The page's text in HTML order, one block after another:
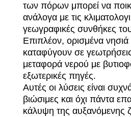
των πόρων μπορεί να
ανάλογα με τις
γεωγραφικές συνθήκες
Επιπλέον, ορισμένα
καταφύγουν σε
μεταφορά νερού με
εξωτερικές πηγές.
Αυτές οι λύσεις είναι
βιώσιμες και όχι πάντα
κάλυψη της αυξανόμενης